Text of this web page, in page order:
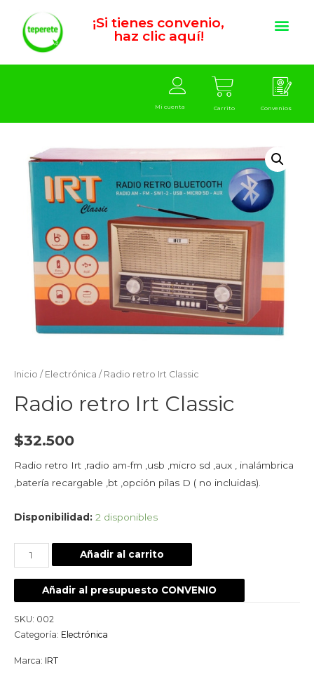
¡Si tienes convenio,
haz clic aquí!
Mi cuenta Carrito Convenios
Inicio / Electrónica / Radio retro Irt Classic
Radio retro Irt Classic
$32.500
Radio retro Irt ,radio am-fm ,usb ,micro sd ,aux , inalámbrica
,batería recargable ,bt ,opción pilas D ( no incluidas).
Disponibilidad: 2 disponibles
Añadir al carrito
Añadir al presupuesto CONVENIO
SKU: 002
Categoría: Electrónica
Marca: IRT